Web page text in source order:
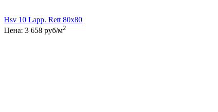
Hsv 10 Lapp. Rett 80x80
Цена: 3 658 руб/м2